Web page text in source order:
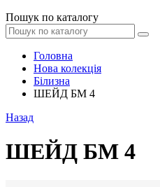
Пошук по каталогу
Головна
Нова колекція
Білизна
ШЕЙД БМ 4
Назад
ШЕЙД БМ 4